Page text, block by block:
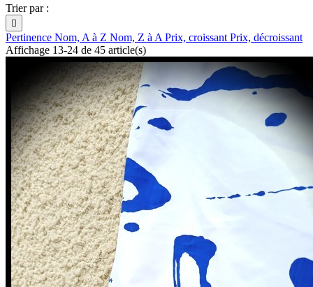
Trier par :

Pertinence Nom, A à Z Nom, Z à APrix, croissantPrix, décroissant
Affichage 13-24 de 45 article(s)